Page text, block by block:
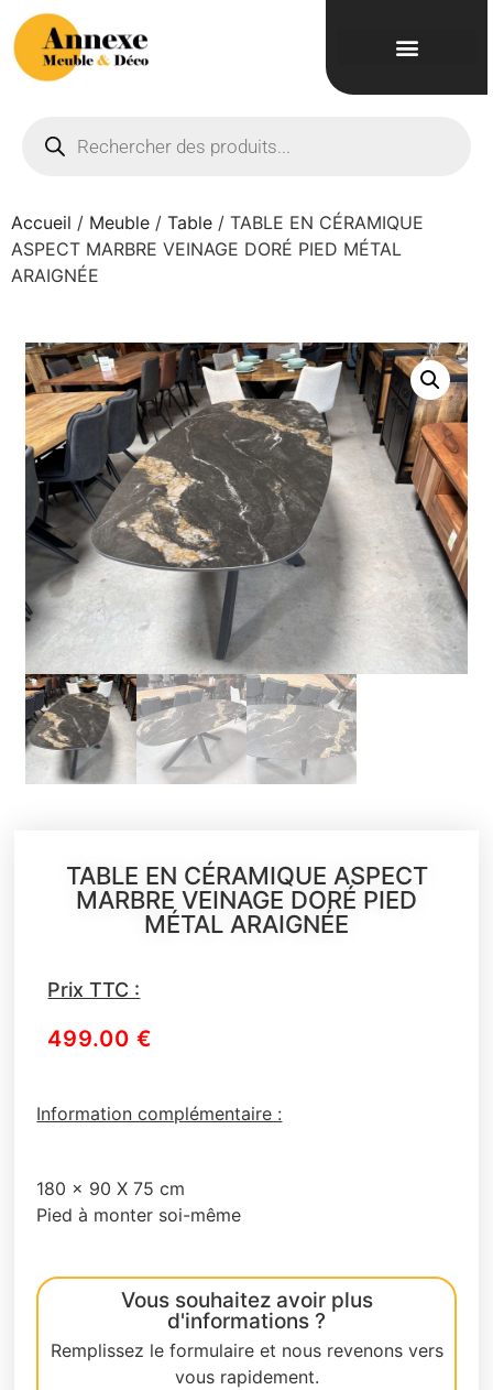
Accueil / Meuble / Table / TABLE EN CÉRAMIQUE
ASPECT MARBRE VEINAGE DORÉ PIED MÉTAL
ARAIGNÉE
TABLE EN CÉRAMIQUE ASPECT
MARBRE VEINAGE DORÉ PIED
MÉTAL ARAIGNÉE
Prix TTC :
499.00€
Information complémentaire :
180 x 90 X 75 cm
Pied à monter soi-même
Vous souhaitez avoir plus
d'informations ?
Remplissez le formulaire et nous revenons vers
vous rapidement.